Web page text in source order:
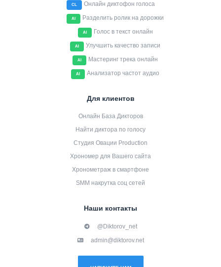
CL Онлайн диктофон голоса
AI Разделить ролик на дорожки
AI Голос в текст онлайн
AI Улучшить качество записи
AI Мастеринг трека онлайн
AI Анализатор частот аудио
Для клиентов
Онлайн База Дикторов
Найти диктора по голосу
Студия Овации Production
Хрономер для Вашего сайта
Хронометраж в смартфоне
SMM накрутка соц сетей
Наши контакты
@Diktorov_net
admin@diktorov.net